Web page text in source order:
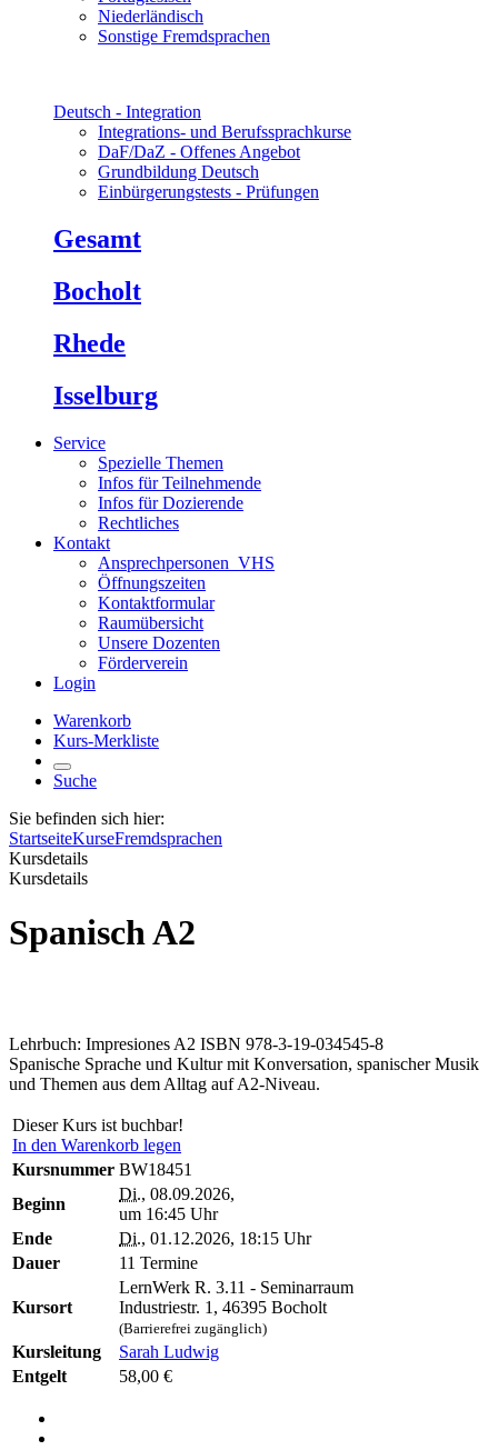
Niederländisch
Sonstige Fremdsprachen
Deutsch - Integration
Integrations- und Berufssprachkurse
DaF/DaZ - Offenes Angebot
Grundbildung Deutsch
Einbürgerungstests - Prüfungen
Gesamt
Bocholt
Rhede
Isselburg
Service
Spezielle Themen
Infos für Teilnehmende
Infos für Dozierende
Rechtliches
Kontakt
Ansprechpersonen_VHS
Öffnungszeiten
Kontaktformular
Raumübersicht
Unsere Dozenten
Förderverein
Login
Warenkorb
Kurs-Merkliste
Suche
Sie befinden sich hier:
StartseiteKurseFremdsprachen
Kursdetails
Kursdetails
Spanisch A2
Lehrbuch: Impresiones A2 ISBN 978-3-19-034545-8
Spanische Sprache und Kultur mit Konversation, spanischer Musik
und Themen aus dem Alltag auf A2-Niveau.
Dieser Kurs ist buchbar!
In den Warenkorb legen
Kursnummer BW18451
Beginn
Di., 08.09.2026,
um 16:45 Uhr
Ende
Di., 01.12.2026, 18:15 Uhr
Dauer
11 Termine
Kursort
LernWerk R. 3.11 - Seminarraum
Industriestr. 1, 46395 Bocholt
(Barrierefrei zugänglich)
Kursleitung
Sarah Ludwig
Entgelt
58,00 €